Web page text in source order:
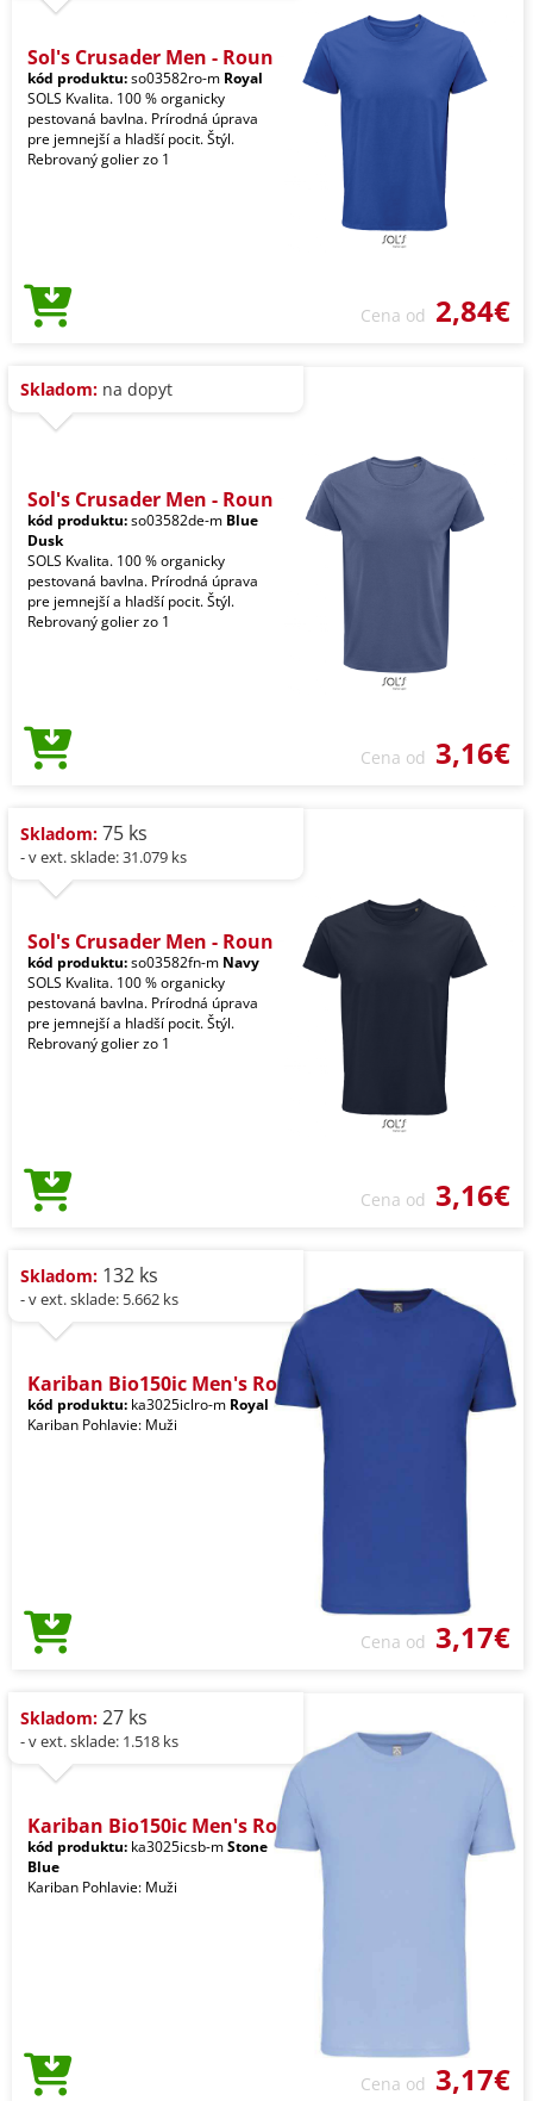
Sol's Crusader Men - Roun
kód produktu:so03582ro-m Royal
SOLS Kvalita. 100 % organicky
pestovaná bavlna. Prírodná úprava
pre jemnejší a hladší pocit. Štýl.
Rebrovaný golier zo 1
Cena od 2,84€
Skladom: na dopyt
Sol's Crusader Men - Roun
kód produktu:so03582de-m Blue
Dusk
SOLS Kvalita. 100 % organicky
pestovaná bavlna. Prírodná úprava
pre jemnejší a hladší pocit. Štýl.
Rebrovaný golier zo 1
Cena od 3,16€
Skladom: 75 ks
- v ext. sklade: 31.079 ks
Sol's Crusader Men - Roun
kód produktu:so03582fn-m Navy
SOLS Kvalita. 100 % organicky
pestovaná bavlna. Prírodná úprava
pre jemnejší a hladší pocit. Štýl.
Rebrovaný golier zo 1
Cena od 3,16€
Skladom: 132 ks
- v ext. sklade: 5.662 ks
Kariban Bio150ic Men's Ro
kód produktu: ka3025iclro-m Royal
Kariban Pohlavie: Muži
Cena od 3,17€
Skladom: 27 ks
- v ext. sklade: 1.518 ks
Kariban Bio150ic Men's Ro
kód produktu: ka3025icsb-mStone
Blue
Kariban Pohlavie: Muži
Cena od 3,17€